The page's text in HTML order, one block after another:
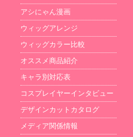
アシにゃん漫画
ウィッグアレンジ
ウィッグカラー比較
オススメ商品紹介
キャラ別対応表
コスプレイヤーインタビュー
デザインカットカタログ
メディア関係情報